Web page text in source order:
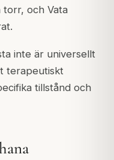
och Vata
inte är universellt
terapeutiskt
tillstånd och